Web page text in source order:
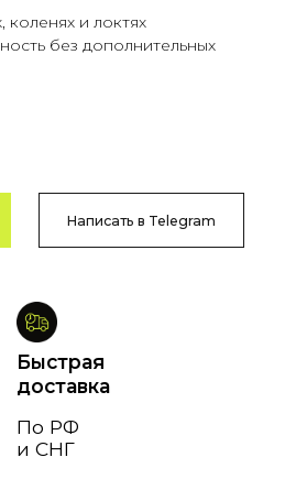
коленях и локтях
без дополнительных
после